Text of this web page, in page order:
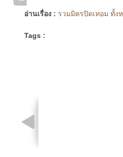
อ่านเรื่อง : รวมมิตรปิดเทอม ทั้ง
Tags :